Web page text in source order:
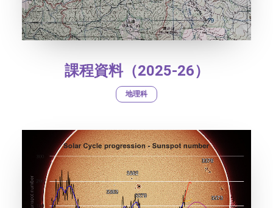
課程資料（2025-26）
地理科